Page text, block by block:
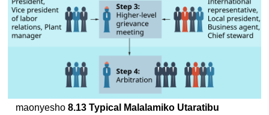
maonyesho 8.13 Typical Malalamiko Utaratibu